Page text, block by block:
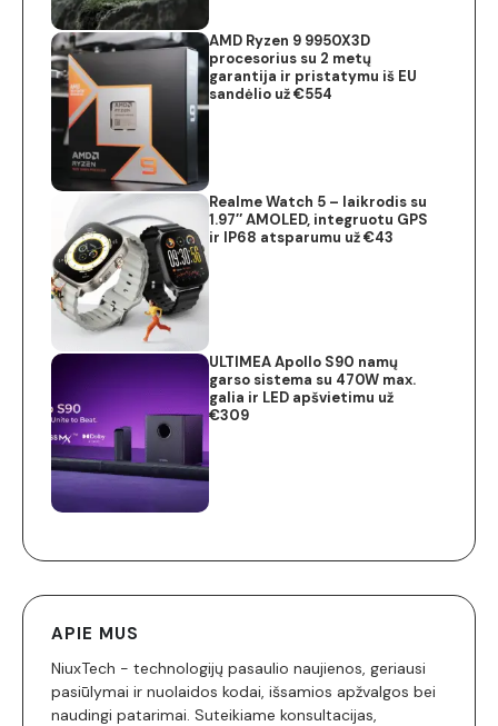
AMD Ryzen 9 9950X3D
procesorius su 2 metų
garantija ir pristatymu iš EU
sandėlio už €554
Realme Watch 5 – laikrodis su
1.97″ AMOLED, integruotu GPS
ir IP68 atsparumu už €43
ULTIMEA Apollo S90 namų
garso sistema su 470W max.
galia ir LED apšvietimu už
€309
APIE MUS
NiuxTech - technologijų pasaulio naujienos, geriausi
pasiūlymai ir nuolaidos kodai, išsamios apžvalgos bei
naudingi patarimai. Suteikiame konsultacijas,